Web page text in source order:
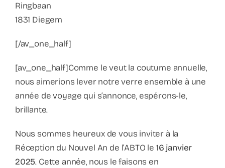
Ringbaan
1831 Diegem
[/av_one_half]
[av_one_half]Comme le veut la coutume annuelle,
nous aimerions lever notre verre ensemble à une
année de voyage qui s’annonce, espérons-le,
brillante.
Nous sommes heureux de vous inviter à la
Réception du Nouvel An de l’ABTO le 16 janvier
2025. Cette année, nous le faisons en